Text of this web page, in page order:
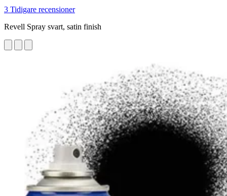
3 Tidigare recensioner
Revell Spray svart, satin finish